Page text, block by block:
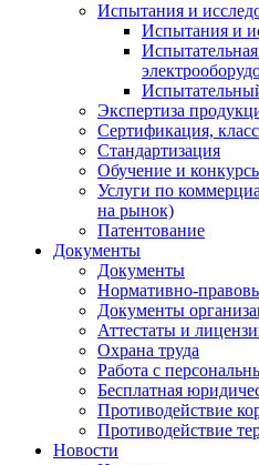
Испытания и
Испытания и
Экспертиза
Сертификация,
Стандартизация
Обучение и
Услуги по
на рынок)
Патентование
Документы
Документы
Нормативно-
Документы
Аттестаты и
Охрана труда
Работа с
Бесплатная
Противодействие
Противодействие
Новости